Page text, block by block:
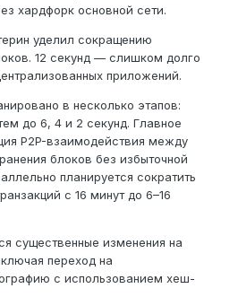
хардфорк основной сети.
уделил сокращению
12 секунд — слишком долго
приложений.
в несколько этапов:
до 6, 4 и 2 секунд. Главное
P2P-взаимодействия между
блоков без избыточной
планируется сократить
с 16 минут до 6–16
существенные изменения на
переход на
с использованием хеш-